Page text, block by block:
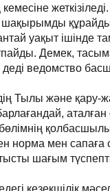
уақыт ішінде
Демек,
ведомство
Тылы және қару-
бөлімнің
норма мен сапаға
шағым
кезекшілік